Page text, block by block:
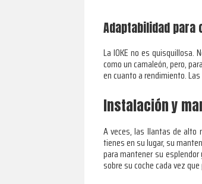
Adaptabilidad
La IOKE no es
como un camaleón, pero,
en cuanto a rendimiento.
Instalación y
A veces, las llantas de alto
tienes en su lugar, su
para mantener su
sobre su coche cada vez